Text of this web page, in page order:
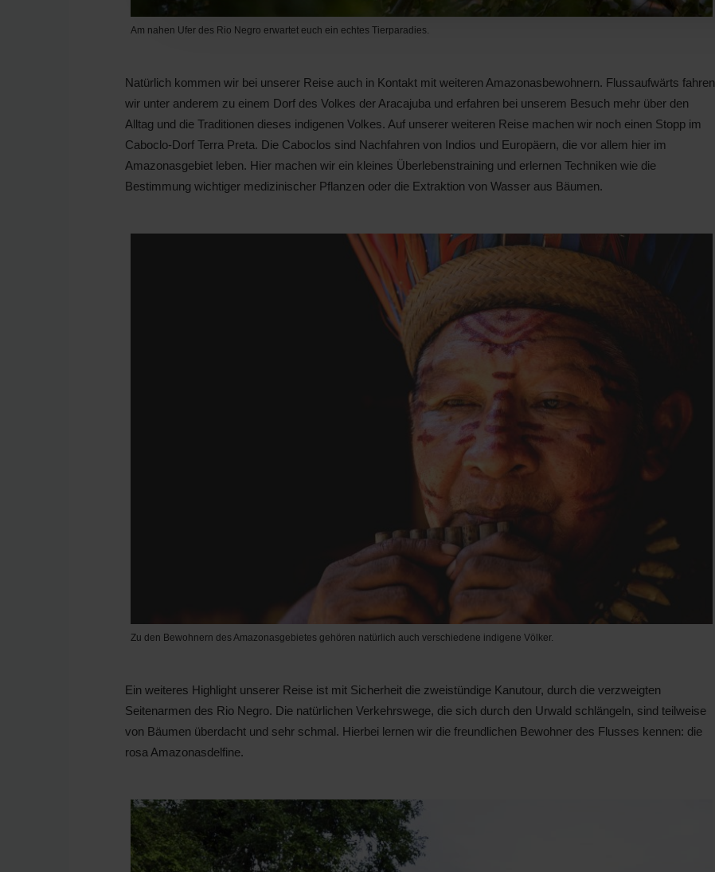
Am nahen Ufer des Rio Negro erwartet euch ein echtes Tierparadies.
Natürlich kommen wir bei unserer Reise auch in Kontakt mit weiteren Amazonasbewohnern. Flussaufwärts fahren
wir unter anderem zu einem Dorf des Volkes der Aracajuba und erfahren bei unserem Besuch mehr über den
Alltag und die Traditionen dieses indigenen Volkes. Auf unserer weiteren Reise machen wir noch einen Stopp im
Caboclo-Dorf Terra Preta. Die Caboclos sind Nachfahren von Indios und Europäern, die vor allem hier im
Amazonasgebiet leben. Hier machen wir ein kleines Überlebenstraining und erlernen Techniken wie die
Bestimmung wichtiger medizinischer Pflanzen oder die Extraktion von Wasser aus Bäumen.
Zu den Bewohnern des Amazonasgebietes gehören natürlich auch verschiedene indigene Völker.
Ein weiteres Highlight unserer Reise ist mit Sicherheit die zweistündige Kanutour, durch die verzweigten
Seitenarmen des Rio Negro. Die natürlichen Verkehrswege, die sich durch den Urwald schlängeln, sind teilweise
von Bäumen überdacht und sehr schmal. Hierbei lernen wir die freundlichen Bewohner des Flusses kennen: die
rosa Amazonasdelfine.